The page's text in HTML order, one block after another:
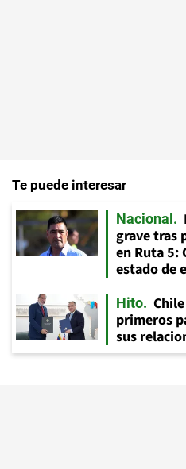
Te puede interesar
Nacional
grave tras
en Ruta 5:
estado de
Hito
primeros
sus